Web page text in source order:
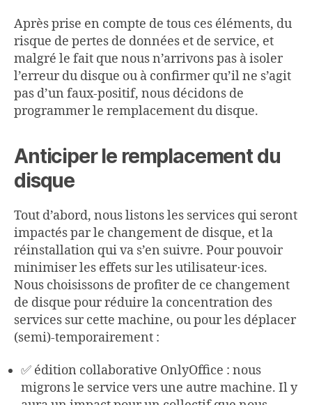
Après prise en compte de tous ces éléments, du
risque de pertes de données et de service, et
malgré le fait que nous n’arrivons pas à isoler
l’erreur du disque ou à confirmer qu’il ne s’agit
pas d’un faux-positif, nous décidons de
programmer le remplacement du disque.
Anticiper le remplacement du
disque
Tout d’abord, nous listons les services qui seront
impactés par le changement de disque, et la
réinstallation qui va s’en suivre. Pour pouvoir
minimiser les effets sur les utilisateur⋅ices.
Nous choisissons de profiter de ce changement
de disque pour réduire la concentration des
services sur cette machine, ou pour les déplacer
(semi)-temporairement :
✅ édition collaborative OnlyOffice : nous
migrons le service vers une autre machine. Il y